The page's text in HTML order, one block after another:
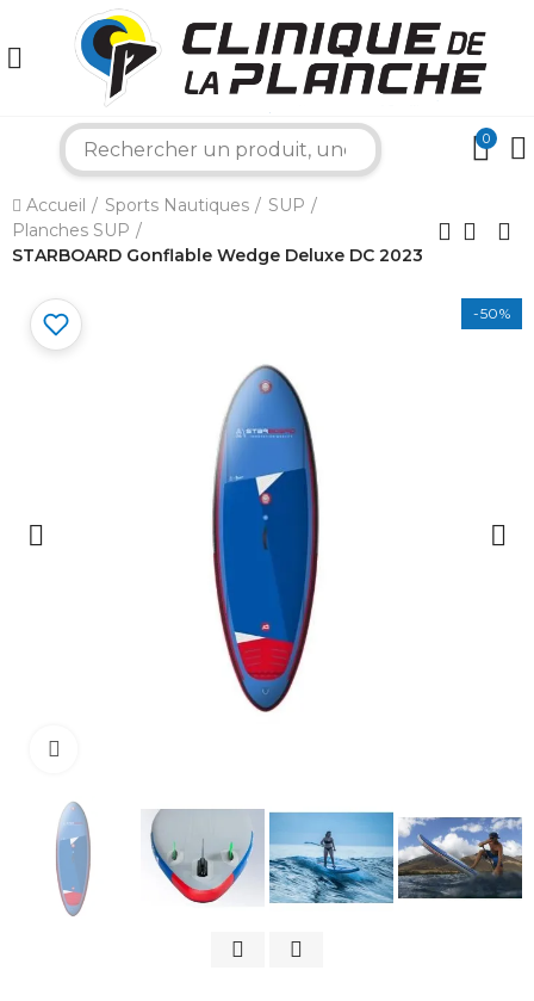
0
Accueil Sports Nautiques
SUP
Planches SUP
STARBOARD Gonflable Wedge Deluxe DC 2023
-50%
×
Bonjour ! Je suis votre expert nautique.
Comment puis-je vous aider aujourd'hui ?